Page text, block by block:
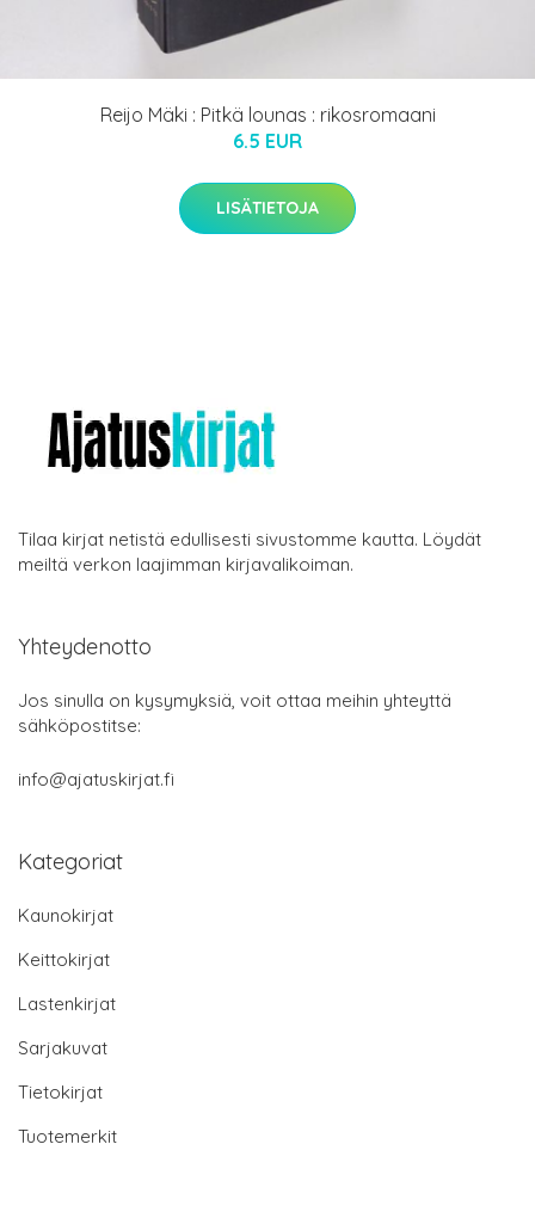
Reijo Mäki : Pitkä lounas : rikosromaani
6.5 EUR
LISÄTIETOJA
Tilaa kirjat netistä edullisesti sivustomme kautta. Löydät
meiltä verkon laajimman kirjavalikoiman.
Yhteydenotto
Jos sinulla on kysymyksiä, voit ottaa meihin yhteyttä
sähköpostitse:
info@ajatuskirjat.fi
Kategoriat
Kaunokirjat
Keittokirjat
Lastenkirjat
Sarjakuvat
Tietokirjat
Tuotemerkit